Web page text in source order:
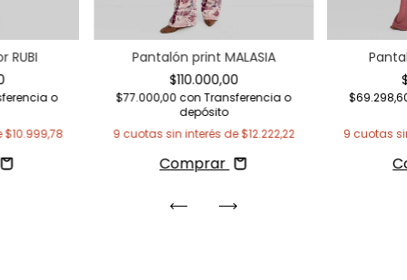
RUBI
o
$10.999,78
Pantalón print MALASIA
$110.000,00
$77.000,00 con Transferencia o
depósito
9 cuotas sin interés de$12.222,22
Comprar
9 cuotas